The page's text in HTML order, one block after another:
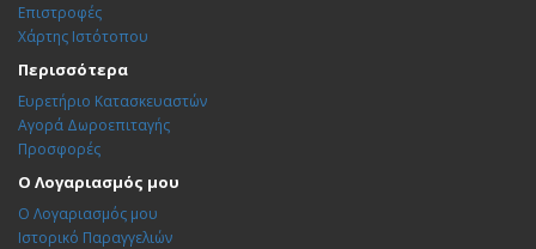
Επιστροφές
Χάρτης Ιστότοπου
Περισσότερα
Ευρετήριο Κατασκευαστών
Αγορά Δωροεπιταγής
Προσφορές
Ο Λογαριασμός μου
Ο Λογαριασμός μου
Ιστορικό Παραγγελιών